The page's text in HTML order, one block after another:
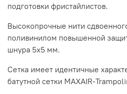
подготовки фристайлистов.
Высокопрочные нити
поливинилом повышенной
шнура 5х5 мм.
Сетка имеет идентичные
батутной сетки MAXAIR-